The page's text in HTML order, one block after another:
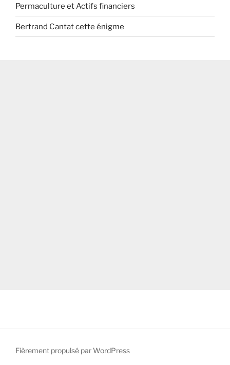
Permaculture et Actifs financiers
Bertrand Cantat cette énigme
Fièrement propulsé par WordPress